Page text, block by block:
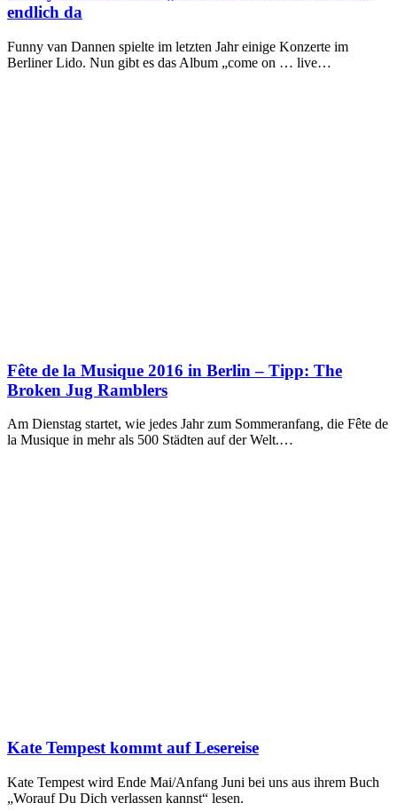
endlich da
Funny van Dannen spielte im letzten Jahr einige Konzerte im
Berliner Lido. Nun gibt es das Album „come on … live…
Fête de la Musique 2016 in Berlin – Tipp: The
Broken Jug Ramblers
Am Dienstag startet, wie jedes Jahr zum Sommeranfang, die Fête de
la Musique in mehr als 500 Städten auf der Welt.…
Kate Tempest kommt auf Lesereise
Kate Tempest wird Ende Mai/Anfang Juni bei uns aus ihrem Buch
„Worauf Du Dich verlassen kannst“ lesen.